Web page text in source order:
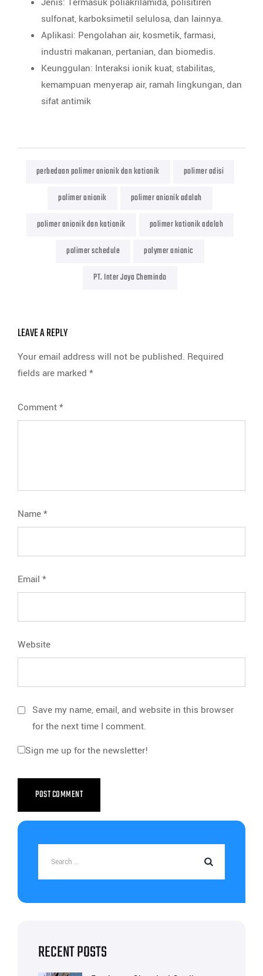
sulfonat, karboksimetil selulosa, dan lainnya.
Aplikasi: Pengolahan air, kosmetik, farmasi,
industri makanan, pertanian, dan biomedis.
Keunggulan: Interaksi ionik kuat, stabilitas,
kemampuan menyerap air, ramah lingkungan, dan
sifat antimik
perbedaan polimer anionik dan kationik
polimer adisi
polimer anionik
polimer anionik adalah
polimer anionik dan kationik
polimer kationik adalah
polimer schedule
polymer anionic
PT. Inter Jaya Chemindo
LEAVE A REPLY
Your email address will not be published. Required
fields are marked *
Comment*
Name*
Email *
Website
Save my name, email, and website in this browser
for the next time I comment.
Sign me up for the newsletter!
RECENT POSTS